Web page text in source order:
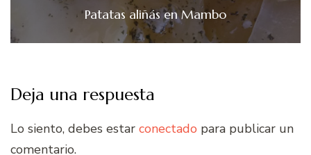
Patatas aliñás en Mambo
Deja una respuesta
Lo siento, debes estar conectado para publicar un
comentario.